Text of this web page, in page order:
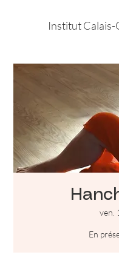
Institut Calais-
ven.
En